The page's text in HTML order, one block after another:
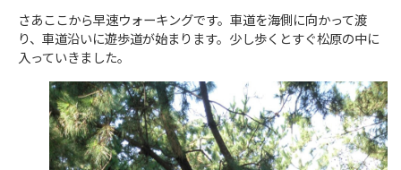
さあここから早速ウォーキングです。車道を海側に向かって渡
り、車道沿いに遊歩道が始まります。少し歩くとすぐ松原の中に
入っていきました。